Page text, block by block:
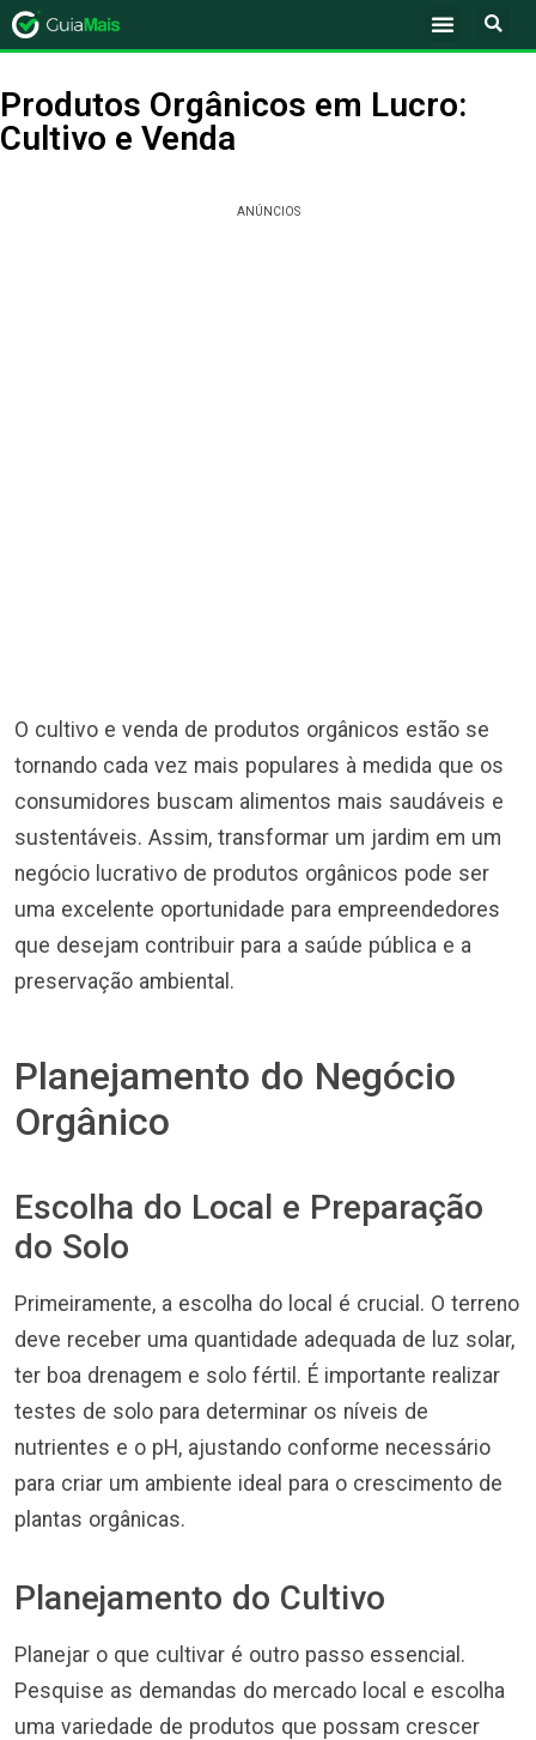
Produtos Orgânicos em Lucro:
Cultivo e Venda
ANÚNCIOS
O cultivo e venda de produtos orgânicos estão se
tornando cada vez mais populares à medida que os
consumidores buscam alimentos mais saudáveis e
sustentáveis. Assim, transformar um jardim em um
negócio lucrativo de produtos orgânicos pode ser
uma excelente oportunidade para empreendedores
que desejam contribuir para a saúde pública e a
preservação ambiental.
Planejamento do Negócio
Orgânico
Escolha do Local e Preparação
do Solo
Primeiramente, a escolha do local é crucial. O terreno
deve receber uma quantidade adequada de luz solar,
ter boa drenagem e solo fértil. É importante realizar
testes de solo para determinar os níveis de
nutrientes e o pH, ajustando conforme necessário
para criar um ambiente ideal para o crescimento de
plantas orgânicas.
Planejamento do Cultivo
Planejar o que cultivar é outro passo essencial.
Pesquise as demandas do mercado local e escolha
uma variedade de produtos que possam crescer